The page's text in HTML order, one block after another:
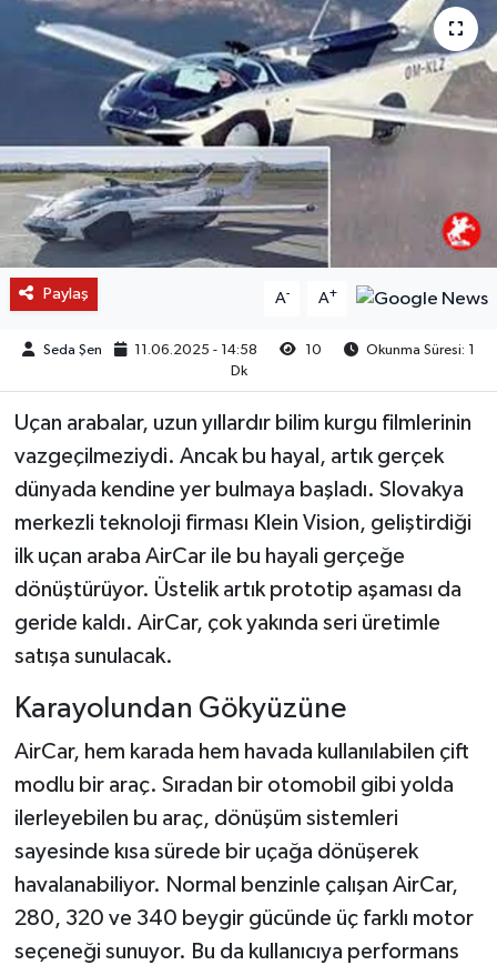
Paylaş A- A+
Seda Şen 11.06.2025 - 14:58 10
Okunma Süresi: 1
Dk
Uçan arabalar, uzun yıllardır bilim kurgu filmlerinin
vazgeçilmeziydi. Ancak bu hayal, artık gerçek
dünyada kendine yer bulmaya başladı. Slovakya
merkezli teknoloji firması Klein Vision, geliştirdiği
ilk uçan araba AirCar ile bu hayali gerçeğe
dönüştürüyor. Üstelik artık prototip aşaması da
geride kaldı. AirCar, çok yakında seri üretimle
satışa sunulacak.
Karayolundan Gökyüzüne
AirCar, hem karada hem havada kullanılabilen çift
modlu bir araç. Sıradan bir otomobil gibi yolda
ilerleyebilen bu araç, dönüşüm sistemleri
sayesinde kısa sürede bir uçağa dönüşerek
havalanabiliyor. Normal benzinle çalışan AirCar,
280, 320 ve 340 beygir gücünde üç farklı motor
seçeneği sunuyor. Bu da kullanıcıya performans